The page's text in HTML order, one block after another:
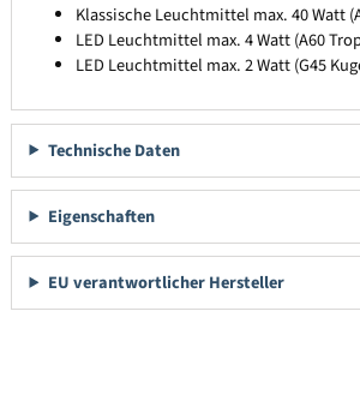
Klassische Leuchtmittel max. 40 Watt
LED Leuchtmittel max. 4 Watt (A60
LED Leuchtmittel max. 2 Watt (G45
Technische Daten
Eigenschaften
EU verantwortlicher Hersteller